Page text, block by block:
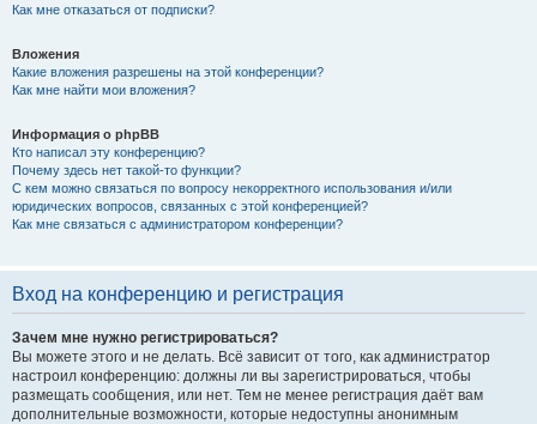
Как мне отказаться от подписки?
Вложения
Какие вложения разрешены на этой конференции?
Как мне найти мои вложения?
Информация о phpBB
Кто написал эту конференцию?
Почему здесь нет такой-то функции?
С кем можно связаться по вопросу некорректного использования и/или
юридических вопросов, связанных с этой конференцией?
Как мне связаться с администратором конференции?
Вход на конференцию и регистрация
Зачем мне нужно регистрироваться?
Вы можете этого и не делать. Всё зависит от того, как администратор
настроил конференцию: должны ли вы зарегистрироваться, чтобы
размещать сообщения, или нет. Тем не менее регистрация даёт вам
дополнительные возможности, которые недоступны анонимным